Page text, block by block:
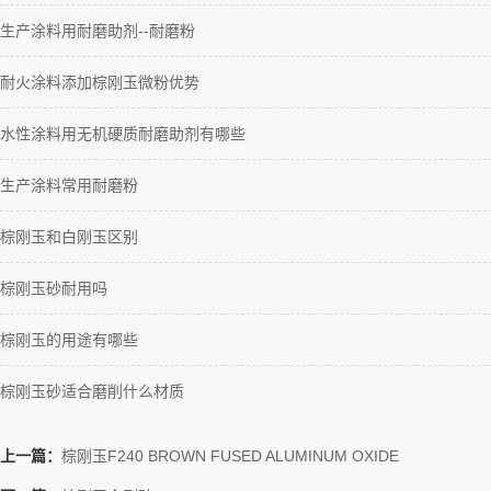
生产涂料用耐磨助剂--耐磨粉
耐火涂料添加棕刚玉微粉优势
水性涂料用无机硬质耐磨助剂有哪些
生产涂料常用耐磨粉
棕刚玉和白刚玉区别
棕刚玉砂耐用吗
棕刚玉的用途有哪些
棕刚玉砂适合磨削什么材质
上一篇： 棕刚玉F240 BROWN FUSED ALUMINUM OXIDE